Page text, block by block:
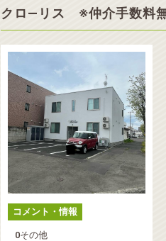
クロ―リス ※仲介手数料
コメント・情報
0その他